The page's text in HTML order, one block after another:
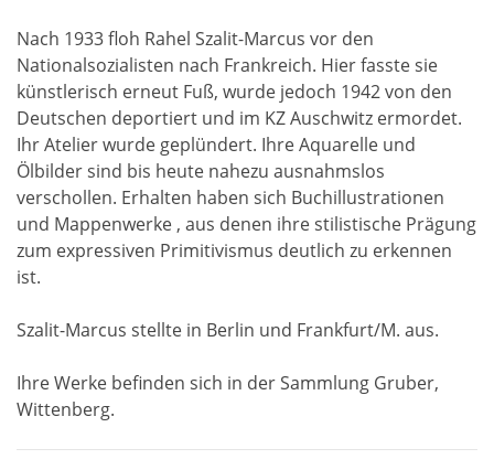
Nach 1933 floh Rahel Szalit-Marcus vor den
Nationalsozialisten nach Frankreich. Hier fasste sie
künstlerisch erneut Fuß, wurde jedoch 1942 von den
Deutschen deportiert und im KZ Auschwitz ermordet.
Ihr Atelier wurde geplündert. Ihre Aquarelle und
Ölbilder sind bis heute nahezu ausnahmslos
verschollen. Erhalten haben sich Buchillustrationen
und Mappenwerke , aus denen ihre stilistische Prägung
zum expressiven Primitivismus deutlich zu erkennen
ist.
Szalit-Marcus stellte in Berlin und Frankfurt/M. aus.
Ihre Werke befinden sich in der Sammlung Gruber,
Wittenberg.